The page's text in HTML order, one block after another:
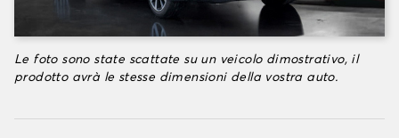
Le foto sono state scattate su un veicolo dimostrativo, il
prodotto avrà le stesse dimensioni della vostra auto.